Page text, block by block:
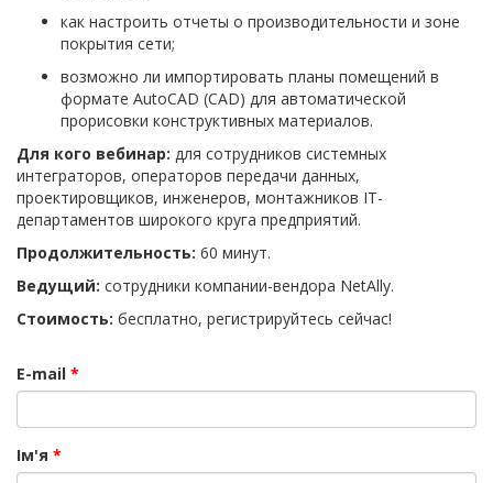
как настроить отчеты о производительности и зоне
покрытия сети;
возможно ли импортировать планы помещений в
формате AutoCAD (CAD) для автоматической
прорисовки конструктивных материалов.
Для кого вебинар: для сотрудников системных
интеграторов, операторов передачи данных,
проектировщиков, инженеров, монтажников IT-
департаментов широкого круга предприятий.
Продолжительность: 60 минут.
Ведущий: сотрудники компании-вендора NetAlly.
Стоимость: бесплатно, регистрируйтесь сейчас!
E-mail *
Ім'я *